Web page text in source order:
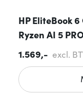
HP EliteBook
Ryzen AI 5
1.569,- excl.